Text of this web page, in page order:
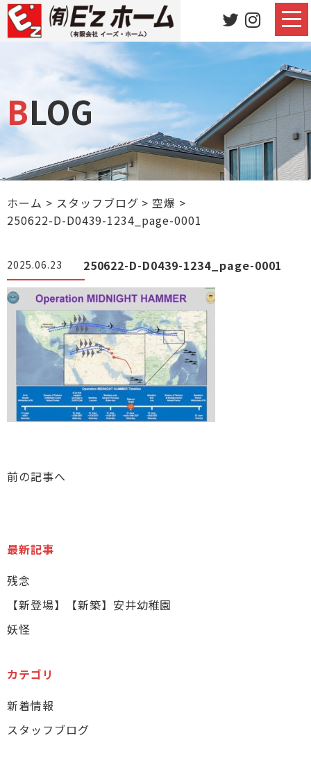
BLOG
ホーム > スタッフブログ >空爆 >
250622-D-D0439-1234_page-0001
2025.06.23 250622-D-D0439-1234_page-0001
前の記事へ
最新記事
残念
【新登場】【新築】安井幼稚園
妖怪
カテゴリ
新着情報
スタッフブログ